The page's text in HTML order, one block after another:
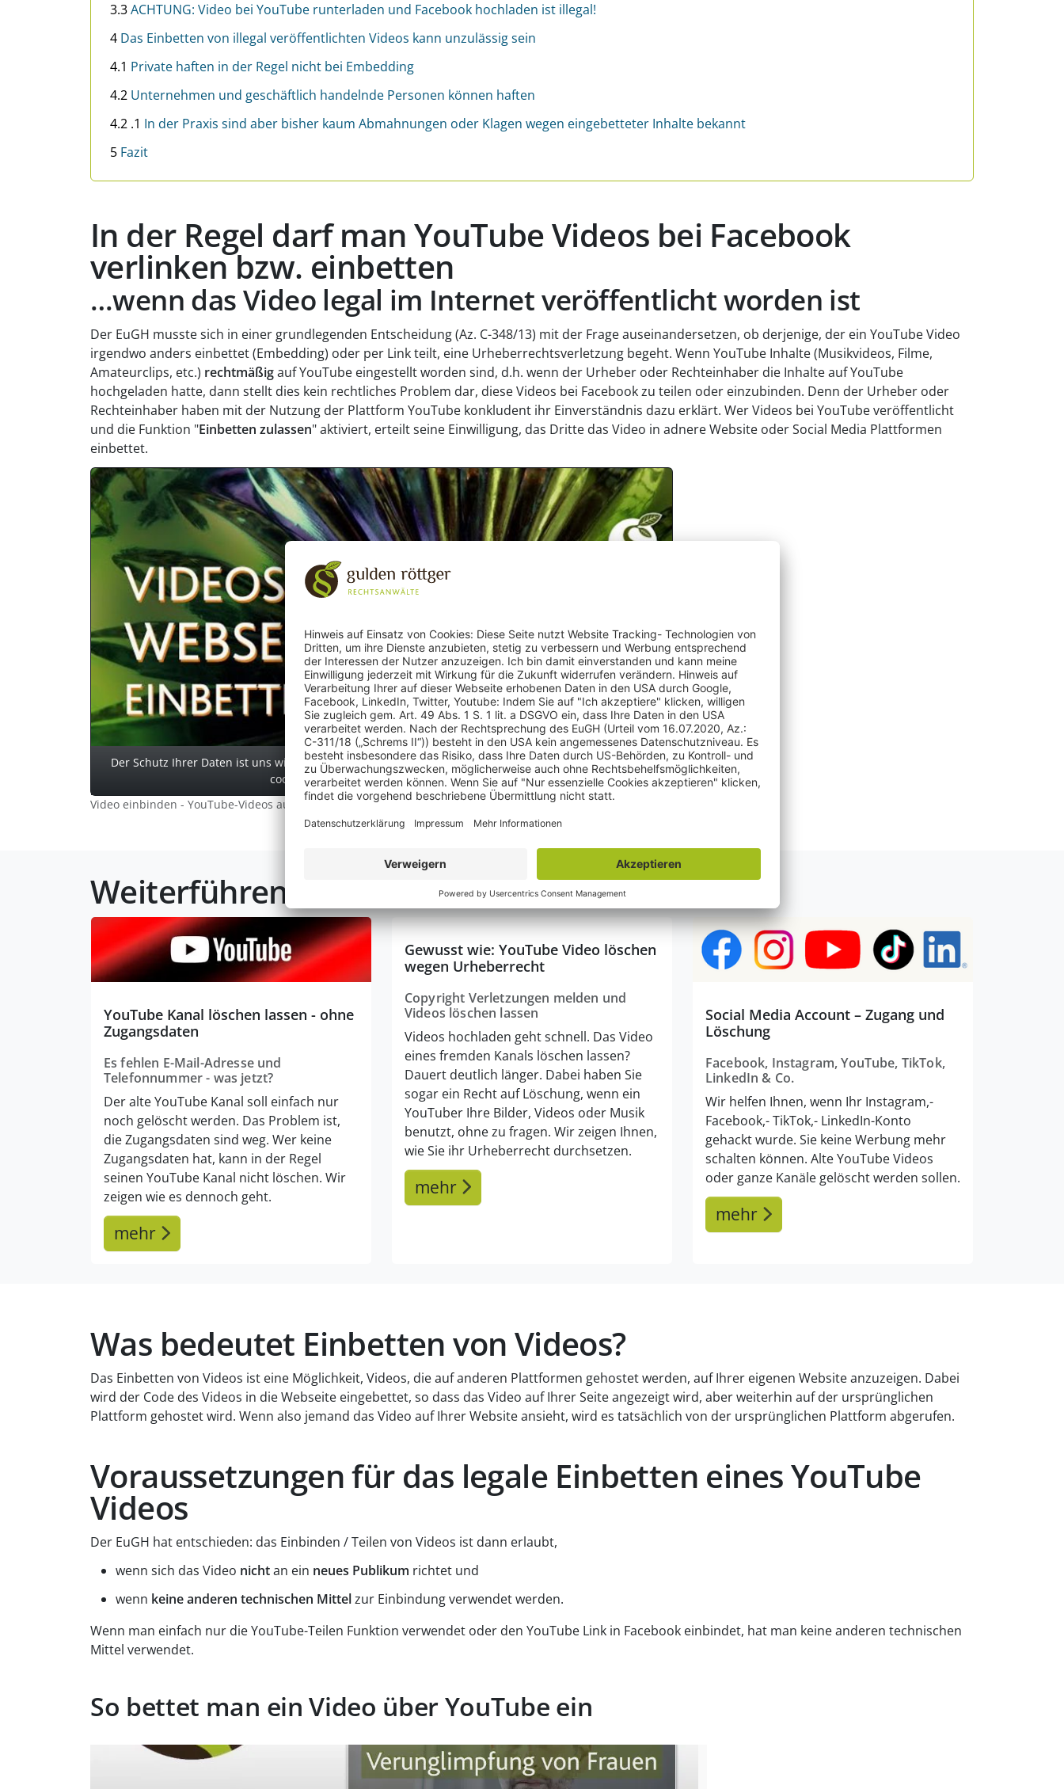
3.3ACHTUNG: Video bei YouTube runterladen und Facebook hochladen ist illegal!
4 Das Einbetten von illegal veröffentlichten Videos kann unzulässig sein
4.1 Private haften in der Regel nicht bei Embedding
4.2 Unternehmen und geschäftlich handelnde Personen können haften
4.2 .1 In der Praxis sind aber bisher kaum Abmahnungen oder Klagen wegen eingebetteter Inhalte bekannt
5 Fazit
In der Regel darf man YouTube Videos bei Facebook
verlinken bzw. einbetten
…wenn das Video legal im Internet veröffentlicht worden ist
Der EuGH musste sich in einer grundlegenden Entscheidung (Az. C-348/13) mit der Frage auseinandersetzen, ob derjenige, der ein YouTube Video
irgendwo anders einbettet (Embedding) oder per Link teilt, eine Urheberrechtsverletzung begeht. Wenn YouTube Inhalte (Musikvideos, Filme,
Amateurclips, etc.) rechtmäßigauf YouTube eingestellt worden sind, d.h. wenn der Urheber oder Rechteinhaber die Inhalte auf YouTube
hochgeladen hatte, dann stellt dies kein rechtliches Problem dar, diese Videos bei Facebook zu teilen oder einzubinden. Denn der Urheber oder
Rechteinhaber haben mit der Nutzung der Plattform YouTube konkludent ihr Einverständnis dazu erklärt. Wer Videos bei YouTube veröffentlicht
und die Funktion "Einbetten zulassen" aktiviert, erteilt seine Einwilligung, das Dritte das Video in adnere Website oder Social Media Plattformen
einbettet.
Der Schutz Ihrer Daten ist uns wichtig. Erst wenn Sie hier klicken, erlauben Sie uns, das Video von der
cookie-freien YouTube Webseite zu laden.
Video einbinden - YouTube-Videos auf der Homepage: Was ist erlaubt?
Weiterführende Artikel:
YouTube Kanal löschen lassen - ohne
Zugangsdaten
Es fehlen E-Mail-Adresse und
Telefonnummer - was jetzt?
Der alte YouTube Kanal soll einfach nur
noch gelöscht werden. Das Problem ist,
die Zugangsdaten sind weg. Wer keine
Zugangsdaten hat, kann in der Regel
seinen YouTube Kanal nicht löschen. Wir
zeigen wie es dennoch geht.
mehr
Gewusst wie: YouTube Video löschen
wegen Urheberrecht
Copyright Verletzungen melden und
Videos löschen lassen
Videos hochladen geht schnell. Das Video
eines fremden Kanals löschen lassen?
Dauert deutlich länger. Dabei haben Sie
sogar ein Recht auf Löschung, wenn ein
YouTuber Ihre Bilder, Videos oder Musik
benutzt, ohne zu fragen. Wir zeigen Ihnen,
wie Sie ihr Urheberrecht durchsetzen.
mehr
Social Media Account – Zugang und
Löschung
Facebook, Instagram, YouTube, TikTok,
LinkedIn & Co.
Wir helfen Ihnen, wenn Ihr Instagram,-
Facebook,- TikTok,- LinkedIn-Konto
gehackt wurde. Sie keine Werbung mehr
schalten können. Alte YouTube Videos
oder ganze Kanäle gelöscht werden sollen.
mehr
Was bedeutet Einbetten von Videos?
Das Einbetten von Videos ist eine Möglichkeit, Videos, die auf anderen Plattformen gehostet werden, auf Ihrer eigenen Website anzuzeigen. Dabei
wird der Code des Videos in die Webseite eingebettet, so dass das Video auf Ihrer Seite angezeigt wird, aber weiterhin auf der ursprünglichen
Plattform gehostet wird. Wenn also jemand das Video auf Ihrer Website ansieht, wird es tatsächlich von der ursprünglichen Plattform abgerufen.
Voraussetzungen für das legale Einbetten eines YouTube
Videos
Der EuGH hat entschieden: das Einbinden / Teilen von Videos ist dann erlaubt,
wenn sich das Video nichtan ein neues Publikum richtet und
wenn keine anderen technischen Mittelzur Einbindung verwendet werden.
Wenn man einfach nur die YouTube-Teilen Funktion verwendet oder den YouTube Link in Facebook einbindet, hat man keine anderen technischen
Mittel verwendet.
So bettet man ein Video über YouTube ein